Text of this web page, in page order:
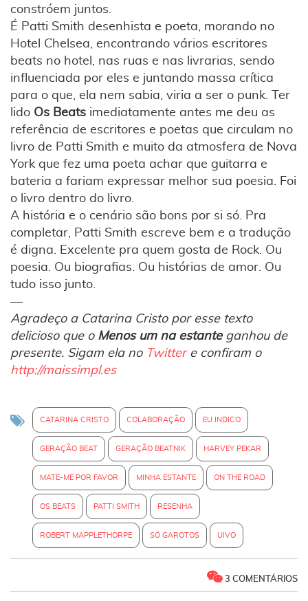
constróem juntos.
É Patti Smith desenhista e poeta, morando no
Hotel Chelsea, encontrando vários escritores
beats no hotel, nas ruas e nas livrarias, sendo
influenciada por eles e juntando massa crítica
para o que, ela nem sabia, viria a ser o punk. Ter
lido Os Beats imediatamente antes me deu as
referência de escritores e poetas que circulam no
livro de Patti Smith e muito da atmosfera de Nova
York que fez uma poeta achar que guitarra e
bateria a fariam expressar melhor sua poesia. Foi
o livro dentro do livro.
A história e o cenário são bons por si só. Pra
completar, Patti Smith escreve bem e a tradução
é digna. Excelente pra quem gosta de Rock. Ou
poesia. Ou biografias. Ou histórias de amor. Ou
tudo isso junto.
—
Agradeço a Catarina Cristo por esse texto
delicioso que o Menos um na estanteganhou de
presente. Sigam ela no Twittere confiram o
http://maissimpl.es
CATARINA CRISTO COLABORAÇÃO EU INDICO
GERAÇÃO BEAT GERAÇÃO BEATNIK HARVEY PEKAR
MATE-ME POR FAVOR MINHA ESTANTE ON THE ROAD
OS BEATS PATTI SMITH RESENHA
ROBERT MAPPLETHORPE SÓ GAROTOS UIVO
3 COMENTÁRIOS